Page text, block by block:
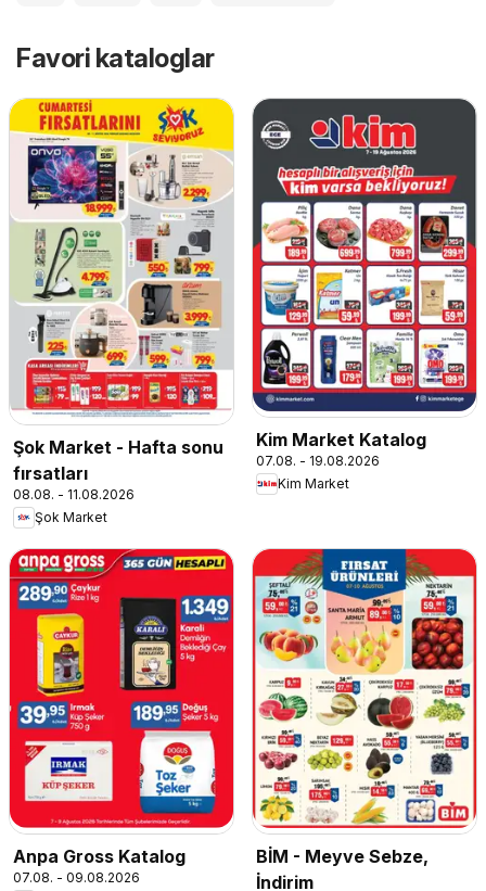
Favori kataloglar
Şok Market - Hafta sonu
fırsatları
08.08. - 11.08.2026
Şok Market
Kim Market Katalog
07.08. - 19.08.2026
Kim Market
Anpa Gross Katalog
07.08. - 09.08.2026
BİM - Meyve Sebze,
İndirim